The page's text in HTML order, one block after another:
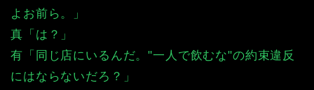
よお前ら。」
真「は？」
有「同じ店にいるんだ。"一人で飲むな"の約束違反
にはならないだろ？」